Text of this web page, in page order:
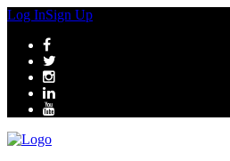
Log InSign Up